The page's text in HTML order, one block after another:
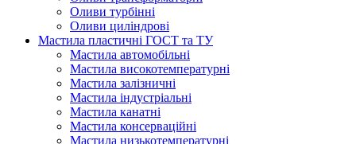
Оливи турбінні
Оливи циліндрові
Мастила пластичні ГОСТ та ТУ
Мастила автомобільні
Мастила високотемпературні
Мастила залізничні
Мастила індустріальні
Мастила канатні
Мастила консерваційні
Мастила низькотемпературні